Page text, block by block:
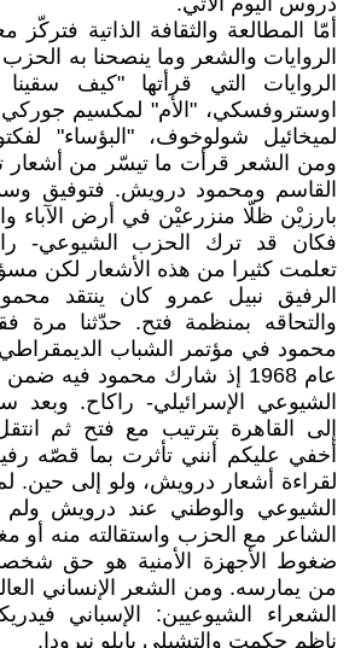
أمّا المطالعة والثقافة الذاتية
الروايات والشعر وما ينصحنا به
الروايات التي قرأتها "كيف سقينا
اوستروفسكي، "الأم" لمكسيم
لميخائيل شولوخوف، "البؤساء"
ومن الشعر قرأت ما تيسّر من أشعار
القاسم ومحمود درويش. فتوفيق
بارزيْن ظلّا منزرعيْن في أرض الآباء
فكان قد ترك الحزب الشيوعي-
تعلمت كثيرا من هذه الأشعار لكن
الرفيق نبيل عمرو كان ينتقد
والتحاقه بمنظمة فتح. حدّثنا مرة
محمود في مؤتمر الشباب
عام 1968 إذ شارك محمود فيه
الشيوعي الإسرائيلي- راكاح. وبعد
إلى القاهرة بترتيب مع فتح ثم
أخفي عليكم أنني تأثرت بما قصّه
لقراءة أشعار درويش، ولو إلى حين.
الشيوعي والوطني عند درويش
الشاعر مع الحزب واستقالته منه أو
ضغوط الأجهزة الأمنية هو حق
من يمارسه. ومن الشعر الإنساني
الشعراء الشيوعيين: الإسباني
ناظم حكمت والتشيلي بابلو نيرودا.